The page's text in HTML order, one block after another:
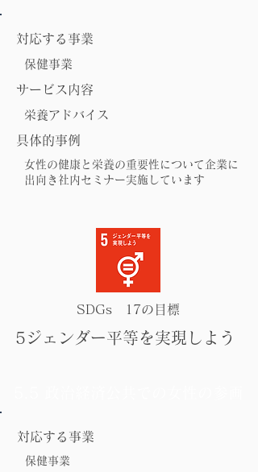
対応する事業
保健事業
サービス内容
栄養アドバイス
具体的事例
女性の健康と栄養の重要性について企業に
出向き社内セミナー実施しています
SDGs 17の目標
5ジェンダー平等を実現しよう
対応する事業
保健事業